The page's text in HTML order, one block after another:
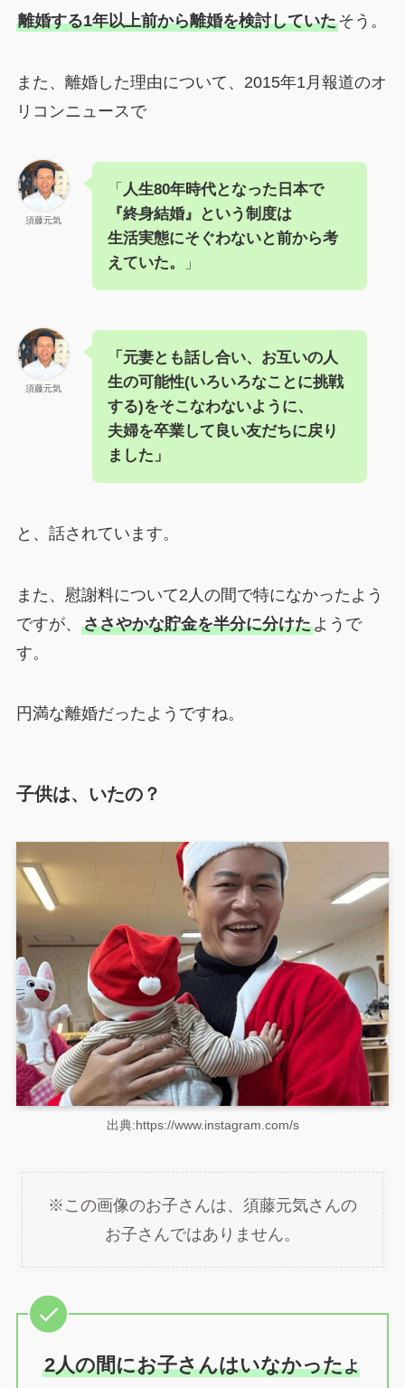
離婚する1年以上前から離婚を検討していたそう。
また、離婚した理由について、2015年1月報道のオ
リコンニュースで
須藤元気
「 人生80年時代となった日本で
『終身結婚』という制度は
生活実態にそぐわないと前から考
えていた。
」
須藤元気
「元妻とも話し合い、お互いの人
生の可能性(いろいろなことに挑戦
する)をそこなわないように、
夫婦を卒業して良い友だちに戻り
ました」
と、話されています。
また、慰謝料について2人の間で特になかったよう
ですが、 ささやかな貯金を半分に分けたようで
す。
円満な離婚だったようですね。
子供は、いたの？
出典:https://www.instagram.com/s
※この画像のお子さんは、須藤元気さんの
お子さんではありません。
2人の間にお子さんはいなかったよ